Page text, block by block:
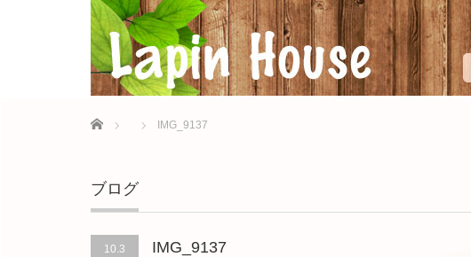
Home IMG_9137
ブログ
10.3
IMG_9137